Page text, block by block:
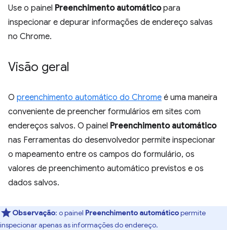
Use o painel Preenchimento automáticopara
inspecionar e depurar informações de endereço salvas
no Chrome.
Visão geral
O preenchimento automático do Chrome é uma maneira
conveniente de preencher formulários em sites com
endereços salvos. O painel Preenchimento automático
nas Ferramentas do desenvolvedor permite inspecionar
o mapeamento entre os campos do formulário, os
valores de preenchimento automático previstos e os
dados salvos.
Observação: o painel Preenchimento automáticopermite
inspecionar apenas as informações do endereço.